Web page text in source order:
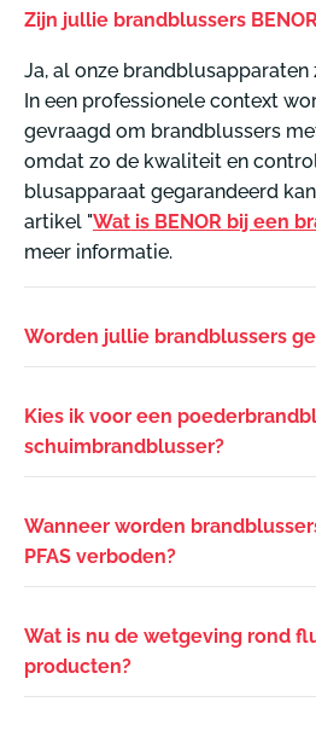
Zijn jullie brandblussers
Ja, al onze brandblusapparaten
In een professionele context
gevraagd om brandblussers
omdat zo de kwaliteit en
blusapparaat gegarandeerd
artikel "Wat is BENOR bij een
meer informatie.
Worden jullie brandblussers
Kies ik voor een
schuimbrandblusser?
Wanneer worden
PFAS verboden?
Wat is nu de wetgeving rond
producten?